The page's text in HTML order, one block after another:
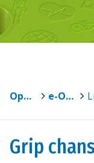
Oppimateriaalit > e-Oppi >
Grip